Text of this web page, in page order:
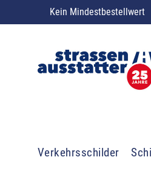
Kein Mindestbestellwert
Verkehrsschilder